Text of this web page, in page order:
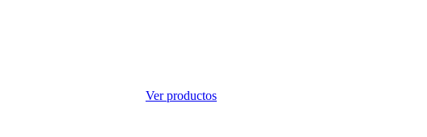
Ver productos